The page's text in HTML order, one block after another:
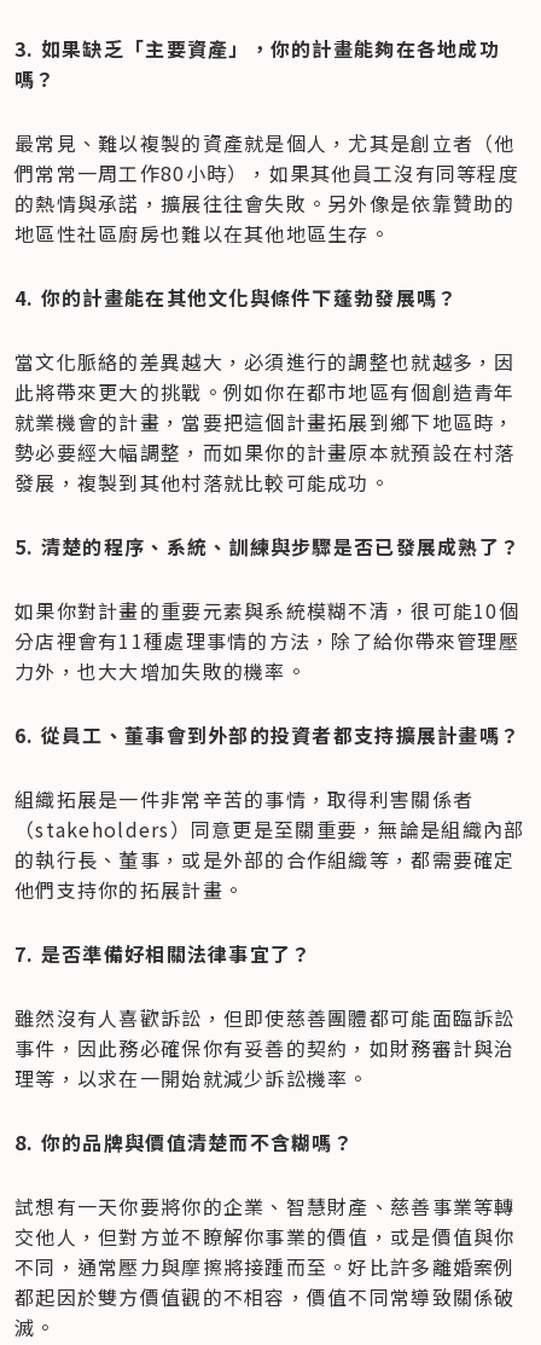
3. 如果缺乏「主要資產」，你的計畫能夠在各地成功
嗎？
最常見、難以複製的資產就是個人，尤其是創立者（他
們常常一周工作80小時），如果其他員工沒有同等程度
的熱情與承諾，擴展往往會失敗。另外像是依靠贊助的
地區性社區廚房也難以在其他地區生存。
4. 你的計畫能在其他文化與條件下蓬勃發展嗎？
當文化脈絡的差異越大，必須進行的調整也就越多，因
此將帶來更大的挑戰。例如你在都市地區有個創造青年
就業機會的計畫，當要把這個計畫拓展到鄉下地區時，
勢必要經大幅調整，而如果你的計畫原本就預設在村落
發展，複製到其他村落就比較可能成功。
5. 清楚的程序、系統、訓練與步驟是否已發展成熟了？
如果你對計畫的重要元素與系統模糊不清，很可能10個
分店裡會有11種處理事情的方法，除了給你帶來管理壓
力外，也大大增加失敗的機率。
6. 從員工、董事會到外部的投資者都支持擴展計畫嗎？
組織拓展是一件非常辛苦的事情，取得利害關係者
（stakeholders）同意更是至關重要，無論是組織內部
的執行長、董事，或是外部的合作組織等，都需要確定
他們支持你的拓展計畫。
7. 是否準備好相關法律事宜了？
雖然沒有人喜歡訴訟，但即使慈善團體都可能面臨訴訟
事件，因此務必確保你有妥善的契約，如財務審計與治
理等，以求在一開始就減少訴訟機率。
8. 你的品牌與價值清楚而不含糊嗎？
試想有一天你要將你的企業、智慧財產、慈善事業等轉
交他人，但對方並不瞭解你事業的價值，或是價值與你
不同，通常壓力與摩擦將接踵而至。好比許多離婚案例
都起因於雙方價值觀的不相容，價值不同常導致關係破
滅。